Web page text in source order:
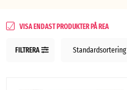
FILTRERA Standardsortering
VISA ENDAST PRODUKTER PÅ REA